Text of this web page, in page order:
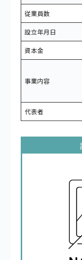
従業員数
設立年月日
資本金
事業内容
代表者